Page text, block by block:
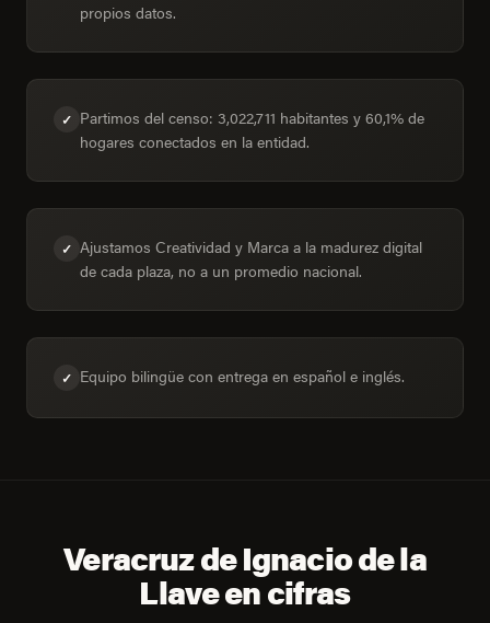
propios datos.
✓ Partimos del censo: 3,022,711 habitantes y 60,1% de
hogares conectados en la entidad.
✓ Ajustamos Creatividad y Marca a la madurez digital
de cada plaza, no a un promedio nacional.
✓ Equipo bilingüe con entrega en español e inglés.
Veracruz de Ignacio de la
Llave en cifras